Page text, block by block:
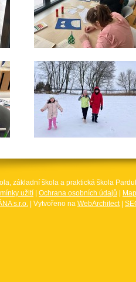
základní škola a praktická škola
užití Ochrana osobních údajů
s.r.o. | Vytvořeno na WebArchitect|